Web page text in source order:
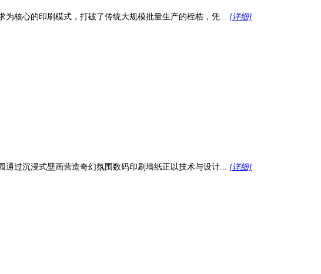
核心的印刷模式，打破了传统大规模批量生产的桎梏，凭... [详细]
过沉浸式壁画营造奇幻氛围数码印刷墙纸正以技术与设计... [详细]